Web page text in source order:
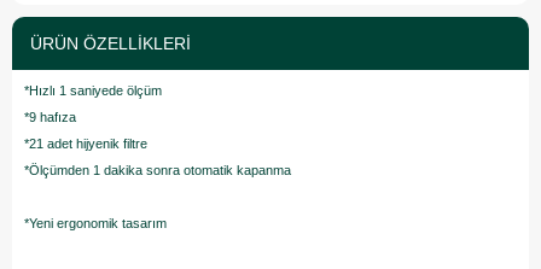
ÜRÜN ÖZELLIKLERI
*Hızlı 1 saniyede ölçüm
*9 hafıza
*21 adet hijyenik filtre
*Ölçümden 1 dakika sonra otomatik kapanma
*Yeni ergonomik tasarım